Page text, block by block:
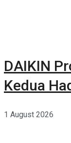
DAIKIN
Kedua
1 August 2026